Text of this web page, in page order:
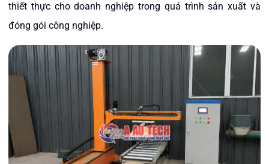
thiết thực cho doanh nghiệp trong quá trình sản xuất và
đóng gói công nghiệp.